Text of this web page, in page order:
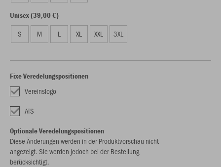
Unisex (39,00 €)
S M L XL XXL 3XL
Fixe Veredelungspositionen
Vereinslogo
ATS
Optionale Veredelungspositionen
Diese Änderungen werden in der Produktvorschau nicht
angezeigt. Sie werden jedoch bei der Bestellung
berücksichtigt.